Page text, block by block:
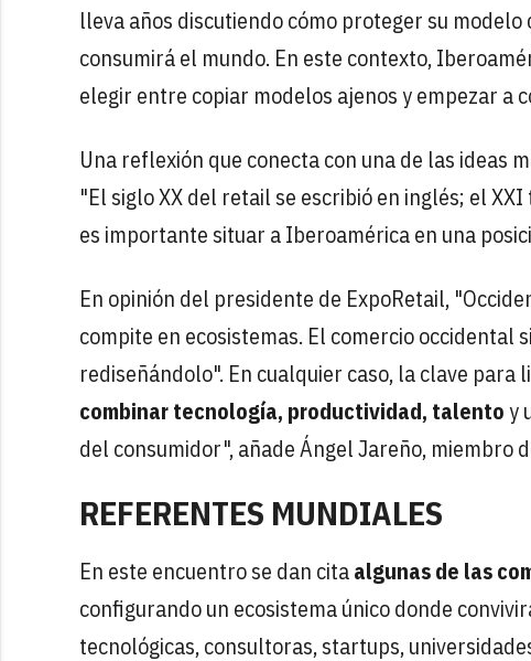
lleva años discutiendo cómo proteger su
consumirá el mundo. En este contexto,
elegir entre copiar modelos ajenos y empezar a
Una reflexión que conecta con una de las ideas
"El siglo XX del retail se escribió en inglés; el
es importante situar a Iberoamérica en una
En opinión del presidente de ExpoRetail,
compite en ecosistemas. El comercio occidental
rediseñándolo". En cualquier caso, la clave
combinar tecnología, productividad, talentoy
del consumidor", añade Ángel Jareño, miembro
REFERENTES MUNDIALES
En este encuentro se dan citaalgunas de las
configurando un ecosistema único donde
tecnológicas, consultoras, startups,